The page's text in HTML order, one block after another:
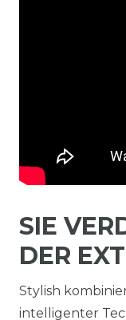
SIE
DER
Stylish
intelligenter